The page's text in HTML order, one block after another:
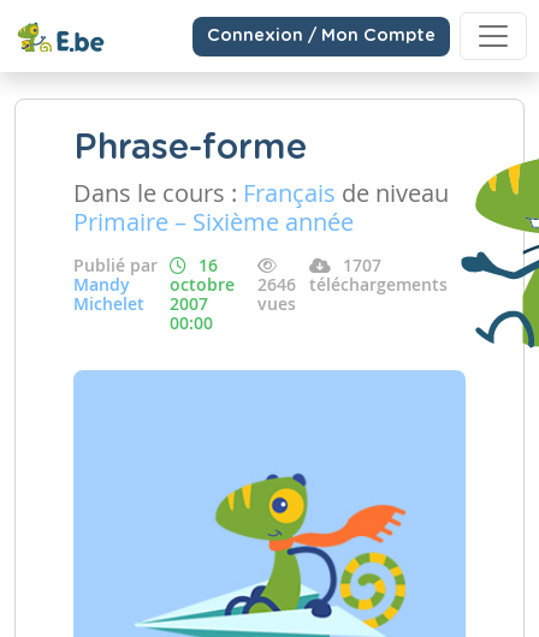
Connexion / Mon Compte
Phrase-forme
Dans le cours : Français de niveau
Primaire – Sixième année
Publié par
Mandy
Michelet
16
octobre
2007
00:00
2646
vues
1707
téléchargements